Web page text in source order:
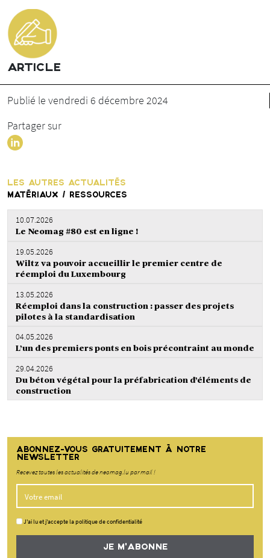
ARTICLE
Publié le vendredi 6 décembre 2024
Partager sur
LES AUTRES ACTUALITÉS
MATÉRIAUX / RESSOURCES
10.07.2026
Le Neomag #80 est en ligne !
19.05.2026
Wiltz va pouvoir accueillir le premier centre de
réemploi du Luxembourg
13.05.2026
Réemploi dans la construction : passer des projets
pilotes à la standardisation
04.05.2026
L’un des premiers ponts en bois précontraint au monde
29.04.2026
Du béton végétal pour la préfabrication d’éléments de
construction
ABONNEZ-VOUS GRATUITEMENT À NOTRE
NEWSLETTER
Recevez toutes les actualités de neomag.lu par mail !
J'ai lu et j'accepte la politique de confidentialité
JE M'ABONNE